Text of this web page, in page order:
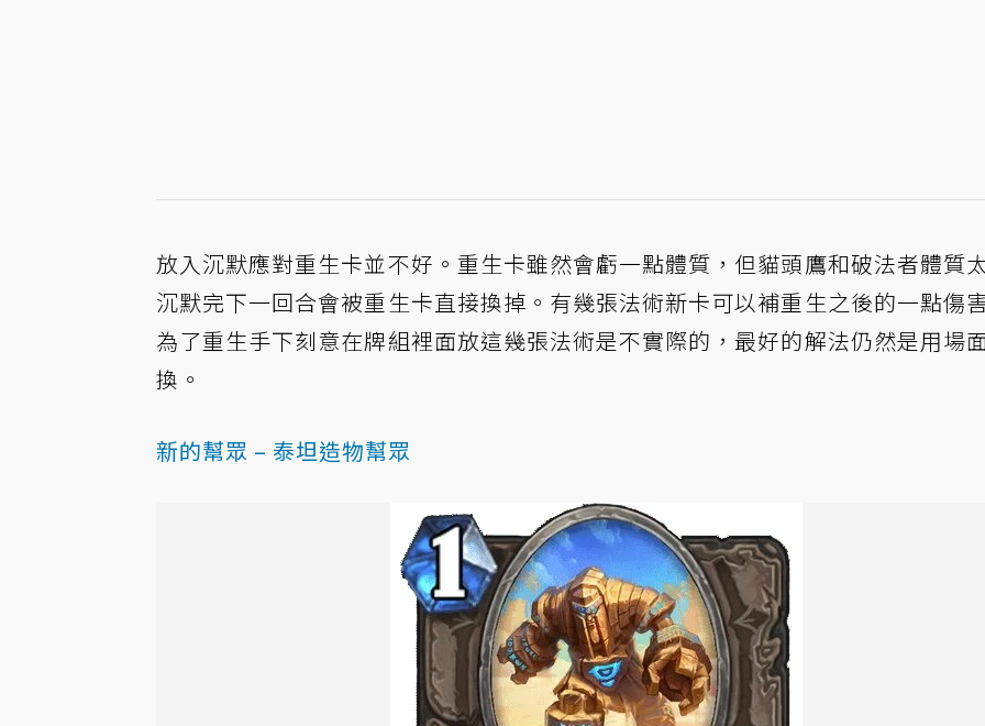
放入沉默應對重生卡並不好。重生卡雖然會虧一點體質，但貓頭鷹和破法者體質
沉默完下一回合會被重生卡直接換掉。有幾張法術新卡可以補重生之後的一點傷
為了重生手下刻意在牌組裡面放這幾張法術是不實際的，最好的解法仍然是用場
換。
新的幫眾 – 泰坦造物幫眾